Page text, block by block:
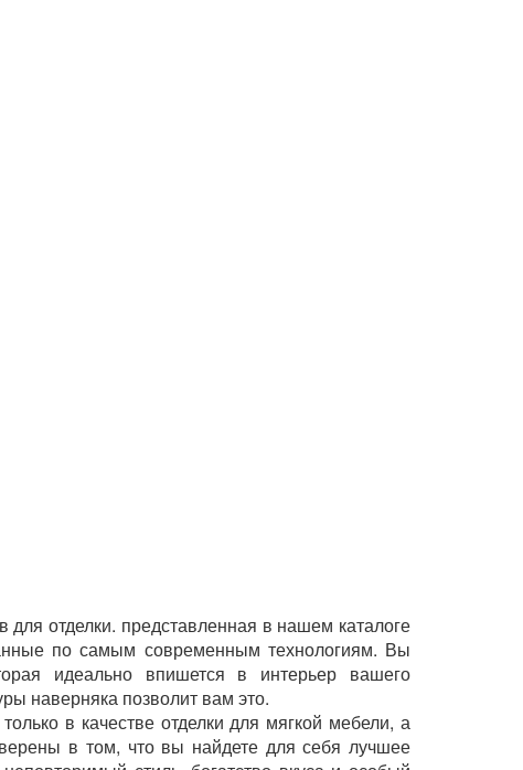
отделки. представленная в нашем каталоге
по самым современным технологиям. Вы
идеально впишется в интерьер вашего
наверняка позволит вам это.
в качестве отделки для мягкой мебели, а
в том, что вы найдете для себя лучшее